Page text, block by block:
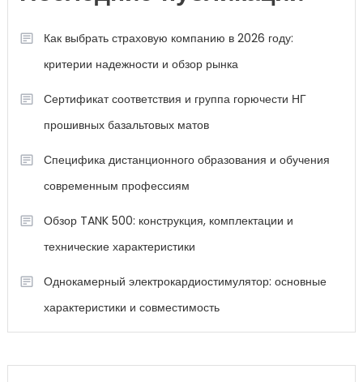
Как выбрать страховую компанию в 2026 году:
критерии надежности и обзор рынка
Сертификат соответствия и группа горючести НГ
прошивных базальтовых матов
Специфика дистанционного образования и обучения
современным профессиям
Обзор TANK 500: конструкция, комплектации и
технические характеристики
Однокамерный электрокардиостимулятор: основные
характеристики и совместимость